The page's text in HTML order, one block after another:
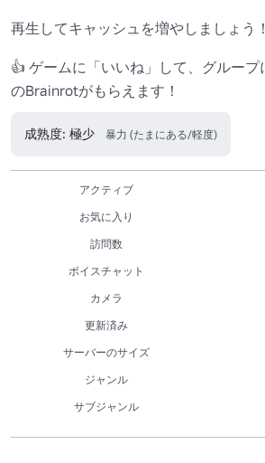
再生してキャッシュを増やしましょう
👍 ゲームに「いいね」して、グルー
のBrainrotがもらえます！
成熟度: 極少 暴力 (たまにある/軽度)
アクティブ
お気に入り
訪問数
ボイスチャット
カメラ
更新済み
サーバーのサイズ
ジャンル
サブジャンル